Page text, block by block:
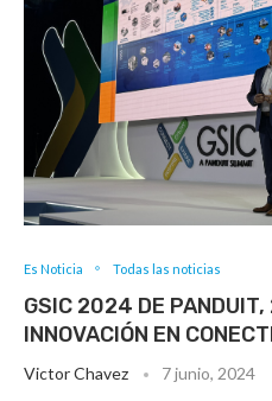
Es Noticia Todas las noticias
GSIC 2024 DE PANDUIT,
INNOVACIÓN EN
Victor Chavez 7 junio, 2024